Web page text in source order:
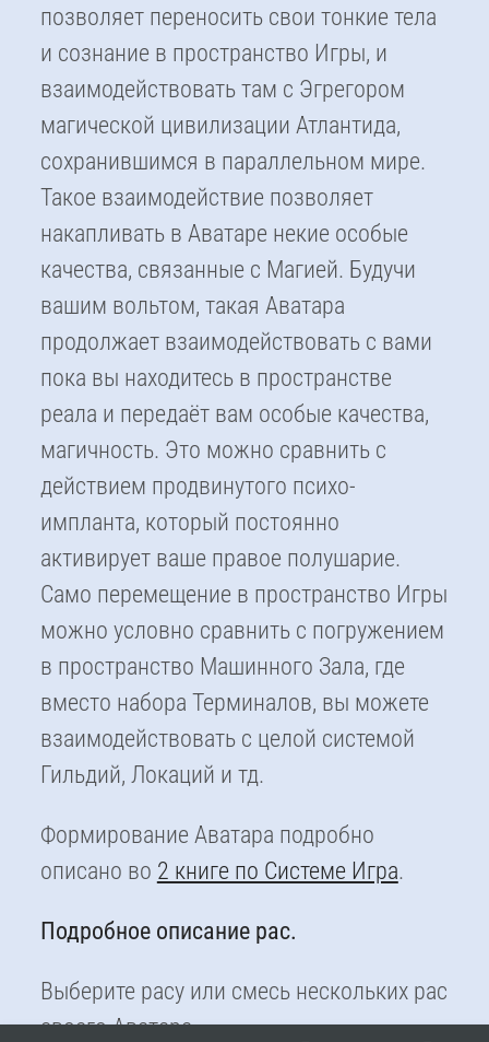
позволяет переносить свои тонкие тела
и сознание в пространство Игры, и
взаимодействовать там с Эгрегором
магической цивилизации Атлантида,
сохранившимся в параллельном мире.
Такое взаимодействие позволяет
накапливать в Аватаре некие особые
качества, связанные с Магией. Будучи
вашим вольтом, такая Аватара
продолжает взаимодействовать с вами
пока вы находитесь в пространстве
реала и передаёт вам особые качества,
магичность. Это можно сравнить с
действием продвинутого психо-
импланта, который постоянно
активирует ваше правое полушарие.
Само перемещение в пространство Игры
можно условно сравнить с погружением
в пространство Машинного Зала, где
вместо набора Терминалов, вы можете
взаимодействовать с целой системой
Гильдий, Локаций и тд.
Формирование Аватара подробно
описано во 2 книге по Системе Игра.
Подробное описание рас.
Выберите расу или смесь нескольких рас
своего Аватара.